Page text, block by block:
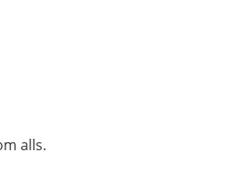
alls.